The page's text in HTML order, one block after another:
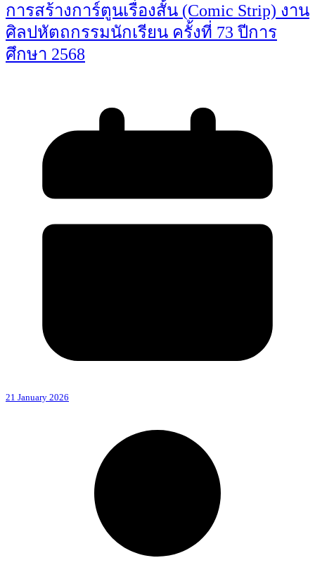
การสร้างการ์ตูนเรื่องสั้น (Comic Strip) งาน
ศิลปหัตถกรรมนักเรียน ครั้งที่ 73 ปีการ
ศึกษา 2568
21 January 2026